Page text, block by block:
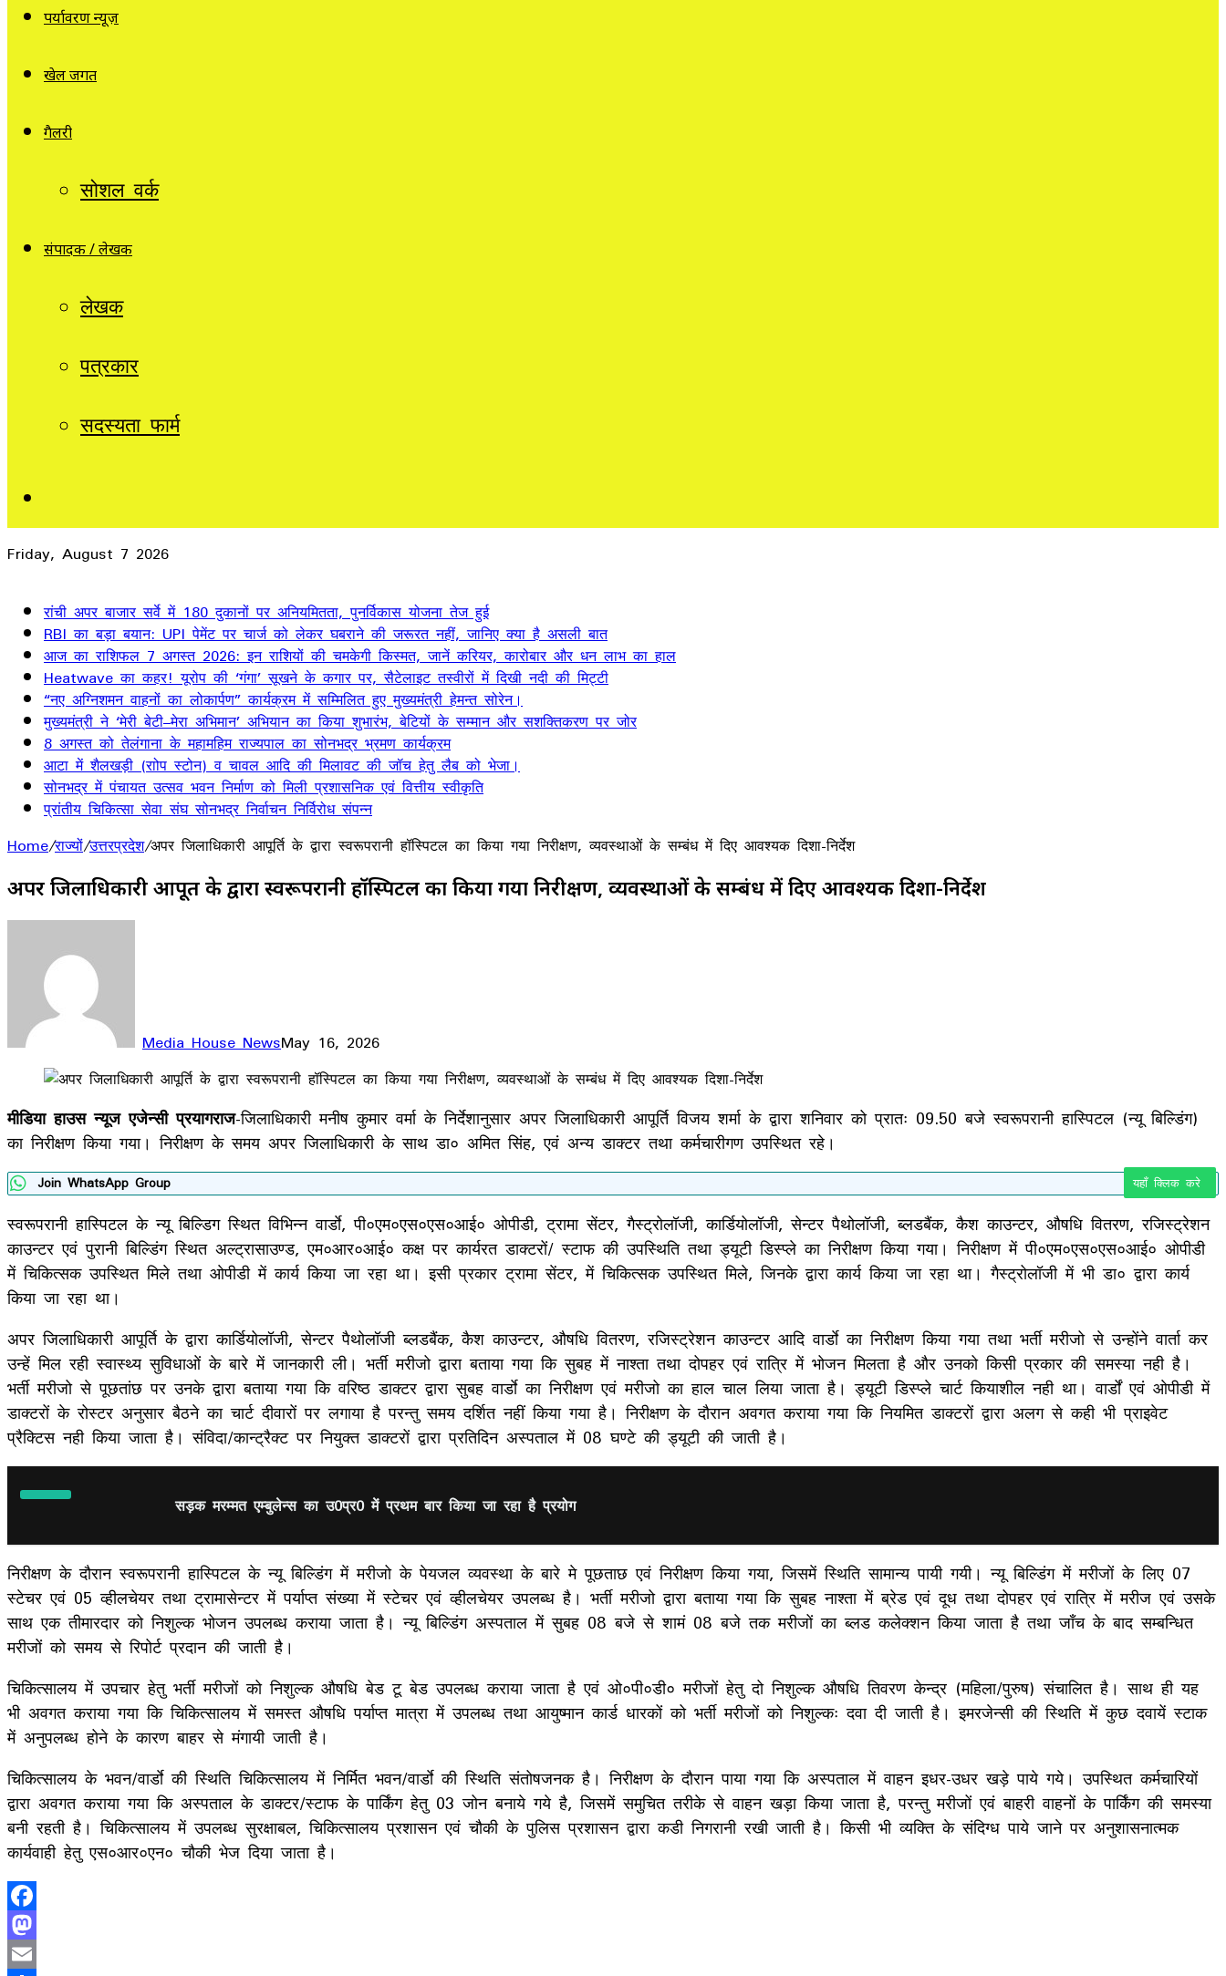
पर्यावरण न्यूज़
खेल जगत
गैलरी
सोशल वर्क
संपादक / लेखक
लेखक
पत्रकार
सदस्यता फार्म
Friday, August 7 2026
रांची अपर बाजार सर्वे में 180 दुकानों पर अनियमितता, पुनर्विकास योजना तेज हुई
RBI का बड़ा बयान: UPI पेमेंट पर चार्ज को लेकर घबराने की जरूरत नहीं, जानिए क्या है असली बात
आज का राशिफल 7 अगस्त 2026: इन राशियों की चमकेगी किस्मत, जानें करियर, कारोबार और धन लाभ का हाल
Heatwave का कहर! यूरोप की ‘गंगा’ सूखने के कगार पर, सैटेलाइट तस्वीरों में दिखी नदी की मिट्टी
“नए अग्निशमन वाहनों का लोकार्पण” कार्यक्रम में सम्मिलित हुए मुख्यमंत्री हेमन्त सोरेन।
मुख्यमंत्री ने ‘मेरी बेटी–मेरा अभिमान’ अभियान का किया शुभारंभ, बेटियों के सम्मान और सशक्तिकरण पर जोर
8 अगस्त को तेलंगाना के महामहिम राज्यपाल का सोनभद्र भ्रमण कार्यक्रम
आटा में शैलखड़ी (राोप स्टोन) व चावल आदि की मिलावट की जॉच हेतु लैब को भेजा।
सोनभद्र में पंचायत उत्सव भवन निर्माण को मिली प्रशासनिक एवं वित्तीय स्वीकृति
प्रांतीय चिकित्सा सेवा संघ सोनभद्र निर्वाचन निर्विरोध संपन्न
Home/राज्यों/उत्तरप्रदेश/अपर जिलाधिकारी आपूर्ति के द्वारा स्वरूपरानी हॉस्पिटल का किया गया निरीक्षण, व्यवस्थाओं के सम्बंध में दिए आवश्यक दिशा-निर्देश
अपर जिलाधिकारी आपूर्ति के द्वारा स्वरूपरानी हॉस्पिटल का किया गया निरीक्षण, व्यवस्थाओं के सम्बंध में दिए आवश्यक दिशा-निर्देश
Media House NewsMay 16, 2026
Facebook
LinkedIn
WhatsApp
Telegram
मीडिया हाउस न्यूज एजेन्सी प्रयागराज-जिलाधिकारी मनीष कुमार वर्मा के निर्देशानुसार अपर जिलाधिकारी आपूर्ति विजय शर्मा के द्वारा शनिवार को प्रातः 09.50 बजे स्वरूपरानी हास्पिटल (न्यू बिल्डिंग)
का निरीक्षण किया गया। निरीक्षण के समय अपर जिलाधिकारी के साथ डा० अमित सिंह, एवं अन्य डाक्टर तथा कर्मचारीगण उपस्थित रहे।
Join WhatsApp Group यहाँ क्लिक करे
स्वरूपरानी हास्पिटल के न्यू बिल्डिग स्थित विभिन्न वार्डाे, पी०एम०एस०एस०आई० ओपीडी, ट्रामा सेंटर, गैस्ट्रोलॉजी, कार्डियोलॉजी, सेन्टर पैथोलॉजी, ब्लडबैंक, कैश काउन्टर, औषधि वितरण, रजिस्ट्रेशन
काउन्टर एवं पुरानी बिल्डिंग स्थित अल्ट्रासाउण्ड, एम०आर०आई० कक्ष पर कार्यरत डाक्टरों/ स्टाफ की उपस्थिति तथा ड्यूटी डिस्प्ले का निरीक्षण किया गया। निरीक्षण में पी०एम०एस०एस०आई० ओपीडी
में चिकित्सक उपस्थित मिले तथा ओपीडी में कार्य किया जा रहा था। इसी प्रकार ट्रामा सेंटर, में चिकित्सक उपस्थित मिले, जिनके द्वारा कार्य किया जा रहा था। गैस्ट्रोलॉजी में भी डा० द्वारा कार्य
किया जा रहा था।
अपर जिलाधिकारी आपूर्ति के द्वारा कार्डियोलॉजी, सेन्टर पैथोलॉजी ब्लडबैंक, कैश काउन्टर, औषधि वितरण, रजिस्ट्रेशन काउन्टर आदि वार्डाे का निरीक्षण किया गया तथा भर्ती मरीजो से उन्होंने वार्ता कर
उन्हें मिल रही स्वास्थ्य सुविधाओं के बारे में जानकारी ली। भर्ती मरीजो द्वारा बताया गया कि सुबह में नाश्ता तथा दोपहर एवं रात्रि में भोजन मिलता है और उनको किसी प्रकार की समस्या नही है।
भर्ती मरीजो से पूछतांछ पर उनके द्वारा बताया गया कि वरिष्ठ डाक्टर द्वारा सुबह वार्डाे का निरीक्षण एवं मरीजो का हाल चाल लिया जाता है। ड्यूटी डिस्प्ले चार्ट कियाशील नही था। वार्डों एवं ओपीडी में
डाक्टरों के रोस्टर अनुसार बैठने का चार्ट दीवारों पर लगाया है परन्तु समय दर्शित नहीं किया गया है। निरीक्षण के दौरान अवगत कराया गया कि नियमित डाक्टरों द्वारा अलग से कही भी प्राइवेट
प्रैक्टिस नही किया जाता है। संविदा/कान्ट्रैक्ट पर नियुक्त डाक्टरों द्वारा प्रतिदिन अस्पताल में 08 घण्टे की ड्यूटी की जाती है।
सड़क मरम्मत एम्बुलेन्स का उ0प्र0 में प्रथम बार किया जा रहा है प्रयोग
निरीक्षण के दौरान स्वरूपरानी हास्पिटल के न्यू बिल्डिंग में मरीजो के पेयजल व्यवस्था के बारे मे पूछताछ एवं निरीक्षण किया गया, जिसमें स्थिति सामान्य पायी गयी। न्यू बिल्डिंग में मरीजों के लिए 07
स्टेचर एवं 05 व्हीलचेयर तथा ट्रामासेन्टर में पर्याप्त संख्या में स्टेचर एवं व्हीलचेयर उपलब्ध है। भर्ती मरीजो द्वारा बताया गया कि सुबह नाश्ता में ब्रेड एवं दूध तथा दोपहर एवं रात्रि में मरीज एवं उसके
साथ एक तीमारदार को निशुल्क भोजन उपलब्ध कराया जाता है। न्यू बिल्डिंग अस्पताल में सुबह 08 बजे से शामं 08 बजे तक मरीजों का ब्लड कलेक्शन किया जाता है तथा जाँच के बाद सम्बन्धित
मरीजों को समय से रिपोर्ट प्रदान की जाती है।
चिकित्सालय में उपचार हेतु भर्ती मरीजों को निशुल्क औषधि बेड टू बेड उपलब्ध कराया जाता है एवं ओ०पी०डी० मरीजों हेतु दो निशुल्क औषधि तिवरण केन्द्र (महिला/पुरुष) संचालित है। साथ ही यह
भी अवगत कराया गया कि चिकित्सालय में समस्त औषधि पर्याप्त मात्रा में उपलब्ध तथा आयुष्मान कार्ड धारकों को भर्ती मरीजों को निशुल्कः दवा दी जाती है। इमरजेन्सी की स्थिति में कुछ दवायें स्टाक
में अनुपलब्ध होने के कारण बाहर से मंगायी जाती है।
चिकित्सालय के भवन/वार्डाे की स्थिति चिकित्सालय में निर्मित भवन/वार्डाे की स्थिति संतोषजनक है। निरीक्षण के दौरान पाया गया कि अस्पताल में वाहन इधर-उधर खड़े पाये गये। उपस्थित कर्मचारियों
द्वारा अवगत कराया गया कि अस्पताल के डाक्टर/स्टाफ के पार्किंग हेतु 03 जोन बनाये गये है, जिसमें समुचित तरीके से वाहन खड़ा किया जाता है, परन्तु मरीजों एवं बाहरी वाहनों के पार्किंग की समस्या
बनी रहती है। चिकित्सालय में उपलब्ध सुरक्षाबल, चिकित्सालय प्रशासन एवं चौकी के पुलिस प्रशासन द्वारा कडी निगरानी रखी जाती है। किसी भी व्यक्ति के संदिग्ध पाये जाने पर अनुशासनात्मक
कार्यवाही हेतु एस०आर०एन० चौकी भेज दिया जाता है।
Facebook
Mastodon